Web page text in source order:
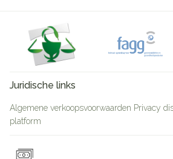
Juridische links
Algemene verkoopsvoorwaarden Privacy
platform